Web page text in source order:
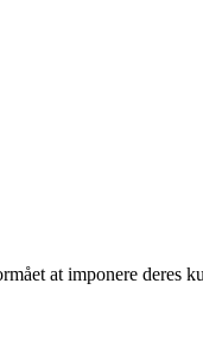
at imponere deres